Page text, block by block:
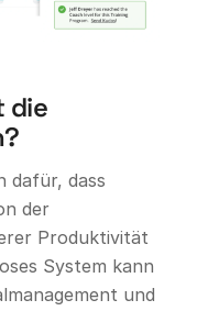
die
dafür, dass
der
Produktivität
System kann
und